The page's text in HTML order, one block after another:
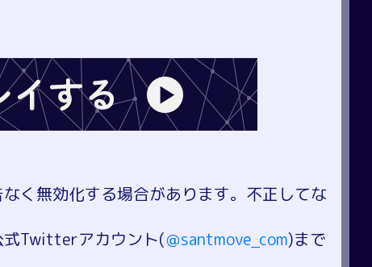
く無効化する場合があります。不正してな
式Twitterアカウント(＠santmove_com)まで